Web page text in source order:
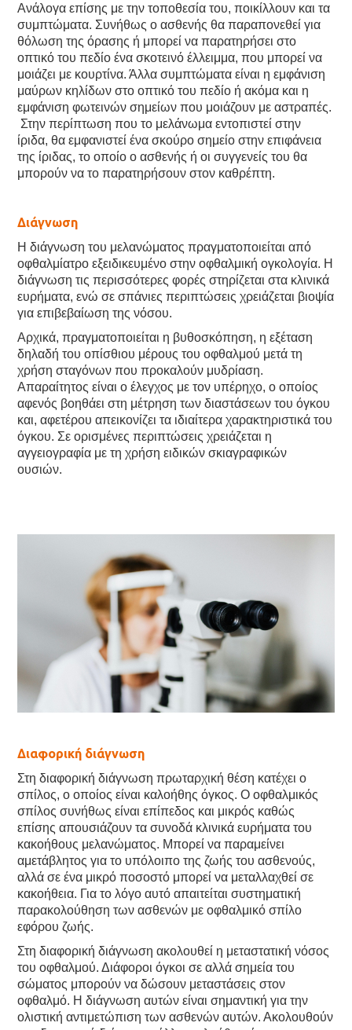
Ανάλογα επίσης με την τοποθεσία του, ποικίλλουν και τα
συμπτώματα. Συνήθως ο ασθενής θα παραπονεθεί για
θόλωση της όρασης ή μπορεί να παρατηρήσει στο
οπτικό του πεδίο ένα σκοτεινό έλλειμμα, που μπορεί να
μοιάζει με κουρτίνα. Άλλα συμπτώματα είναι η εμφάνιση
μαύρων κηλίδων στο οπτικό του πεδίο ή ακόμα και η
εμφάνιση φωτεινών σημείων που μοιάζουν με αστραπές.
Στην περίπτωση που το μελάνωμα εντοπιστεί στην
ίριδα, θα εμφανιστεί ένα σκούρο σημείο στην επιφάνεια
της ίριδας, το οποίο ο ασθενής ή οι συγγενείς του θα
μπορούν να το παρατηρήσουν στον καθρέπτη.
Διάγνωση
Η διάγνωση του μελανώματος πραγματοποιείται από
οφθαλμίατρο εξειδικευμένο στην οφθαλμική ογκολογία. Η
διάγνωση τις περισσότερες φορές στηρίζεται στα κλινικά
ευρήματα, ενώ σε σπάνιες περιπτώσεις χρειάζεται βιοψία
για επιβεβαίωση της νόσου.
Αρχικά, πραγματοποιείται η βυθοσκόπηση, η εξέταση
δηλαδή του οπίσθιου μέρους του οφθαλμού μετά τη
χρήση σταγόνων που προκαλούν μυδρίαση.
Απαραίτητος είναι ο έλεγχος με τον υπέρηχο, ο οποίος
αφενός βοηθάει στη μέτρηση των διαστάσεων του όγκου
και, αφετέρου απεικονίζει τα ιδιαίτερα χαρακτηριστικά του
όγκου. Σε ορισμένες περιπτώσεις χρειάζεται η
αγγειογραφία με τη χρήση ειδικών σκιαγραφικών
ουσιών.
Διαφορική διάγνωση
Στη διαφορική διάγνωση πρωταρχική θέση κατέχει ο
σπίλος, ο οποίος είναι καλοήθης όγκος. Ο οφθαλμικός
σπίλος συνήθως είναι επίπεδος και μικρός καθώς
επίσης απουσιάζουν τα συνοδά κλινικά ευρήματα του
κακοήθους μελανώματος. Μπορεί να παραμείνει
αμετάβλητος για το υπόλοιπο της ζωής του ασθενούς,
αλλά σε ένα μικρό ποσοστό μπορεί να μεταλλαχθεί σε
κακοήθεια. Για το λόγο αυτό απαιτείται συστηματική
παρακολούθηση των ασθενών με οφθαλμικό σπίλο
εφόρου ζωής.
Στη διαφορική διάγνωση ακολουθεί η μεταστατική νόσος
του οφθαλμού. Διάφοροι όγκοι σε αλλά σημεία του
σώματος μπορούν να δώσουν μεταστάσεις στον
οφθαλμό. Η διάγνωση αυτών είναι σημαντική για την
ολιστική αντιμετώπιση των ασθενών αυτών. Ακολουθούν